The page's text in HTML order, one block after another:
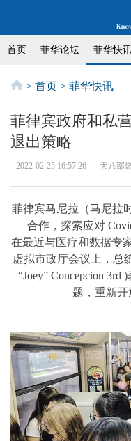
首页 菲华论坛 菲华快
> 首页 > 菲华快讯
菲律宾政府和私
退出策略
2022-02-25 16:57:26 天八部
菲律宾马尼拉（马尼拉
合作，探索应对
在最近与医疗和数据专
虚拟市政厅会议上，总
“Joey” Concepcion
题，重新开